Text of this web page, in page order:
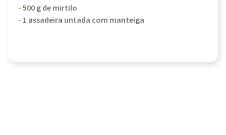
-500 g de mirtilo
- 1 assadeira untada com manteiga